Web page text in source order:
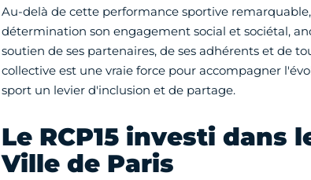
Au-delà de cette performance sportive remarquable,
détermination son engagement social et sociétal,
soutien de ses partenaires, de ses adhérents et de
collective est une vraie force pour accompagner
sport un levier d'inclusion et de partage.
Le RCP15 investi dans
Ville de Paris